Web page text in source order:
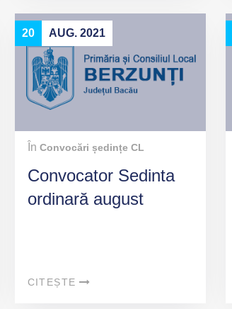
20 AUG. 2021
În Convocări ședințe CL
Convocator Sedinta
ordinară august
CITEȘTE